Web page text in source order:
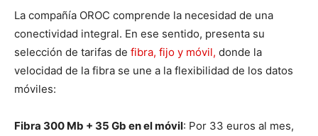
La compañía OROC comprende la necesidad de una
conectividad integral. En ese sentido, presenta su
selección de tarifas de fibra, fijo y móvil, donde la
velocidad de la fibra se une a la flexibilidad de los datos
móviles:
Fibra 300 Mb + 35 Gb en el móvil: Por 33 euros al mes,